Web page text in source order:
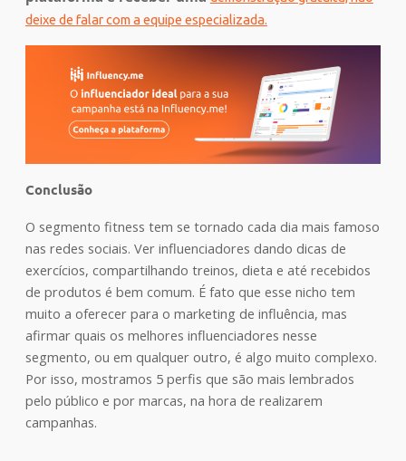
deixe de falar com a equipe especializada.
Conclusão
O segmento fitness tem se tornado cada dia mais famoso
nas redes sociais. Ver influenciadores dando dicas de
exercícios, compartilhando treinos, dieta e até recebidos
de produtos é bem comum. É fato que esse nicho tem
muito a oferecer para o marketing de influência, mas
afirmar quais os melhores influenciadores nesse
segmento, ou em qualquer outro, é algo muito complexo.
Por isso, mostramos 5 perfis que são mais lembrados
pelo público e por marcas, na hora de realizarem
campanhas.